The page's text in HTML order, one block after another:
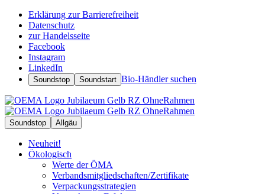
Erklärung zur Barrierefreiheit
Datenschutz
zur Handelsseite
Facebook
Instagram
LinkedIn
Soundstop Soundstart Bio-Händler suchen
Soundstop Allgäu
Neuheit!
Ökologisch
Werte der ÖMA
Verbandsmitgliedschaften/Zertifikate
Verpackungsstrategien